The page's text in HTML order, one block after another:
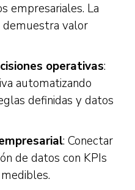
empresariales. La
valor
operativas:
automatizando
definidas y datos
: Conectar
de datos con KPIs